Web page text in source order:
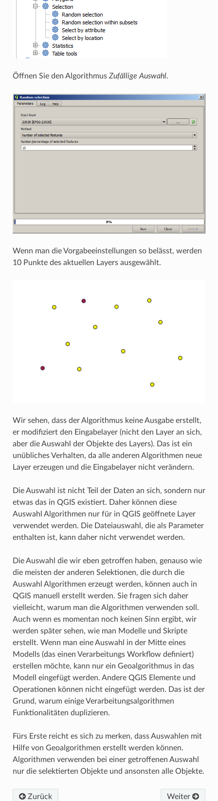
Öffnen Sie den Algorithmus Zufällige Auswahl.
Wenn man die Vorgabeeinstellungen so belässt, werden
10 Punkte des aktuellen Layers ausgewählt.
Wir sehen, dass der Algorithmus keine Ausgabe erstellt,
er modifiziert den Eingabelayer (nicht den Layer an sich,
aber die Auswahl der Objekte des Layers). Das ist ein
unübliches Verhalten, da alle anderen Algorithmen neue
Layer erzeugen und die Eingabelayer nicht verändern.
Die Auswahl ist nicht Teil der Daten an sich, sondern nur
etwas das in QGIS existiert. Daher können diese
Auswahl Algorithmen nur für in QGIS geöffnete Layer
verwendet werden. Die Dateiauswahl, die als Parameter
enthalten ist, kann daher nicht verwendet werden.
Die Auswahl die wir eben getroffen haben, genauso wie
die meisten der anderen Selektionen, die durch die
Auswahl Algorithmen erzeugt werden, können auch in
QGIS manuell erstellt werden. Sie fragen sich daher
vielleicht, warum man die Algorithmen verwenden soll.
Auch wenn es momentan noch keinen Sinn ergibt, wir
werden später sehen, wie man Modelle und Skripte
erstellt. Wenn man eine Auswahl in der Mitte eines
Modells (das einen Verarbeitungs Workflow definiert)
erstellen möchte, kann nur ein Geoalgorithmus in das
Modell eingefügt werden. Andere QGIS Elemente und
Operationen können nicht eingefügt werden. Das ist der
Grund, warum einige Verarbeitungsalgorithmen
Funktionalitäten duplizieren.
Fürs Erste reicht es sich zu merken, dass Auswahlen mit
Hilfe von Geoalgorithmen erstellt werden können.
Algorithmen verwenden bei einer getroffenen Auswahl
nur die selektierten Objekte und ansonsten alle Objekte.
Zurück Weiter